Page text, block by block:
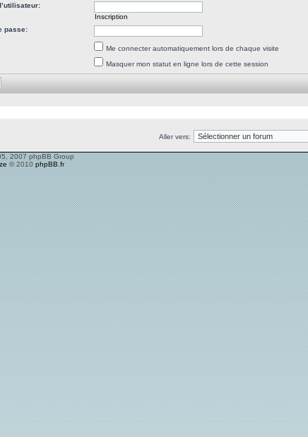
Inscription
passe:
Me connecter automatiquement lors de chaque visite
Masquer mon statut en ligne lors de cette session
Aller vers:
2007 phpBB Group
© 2010phpBB.fr